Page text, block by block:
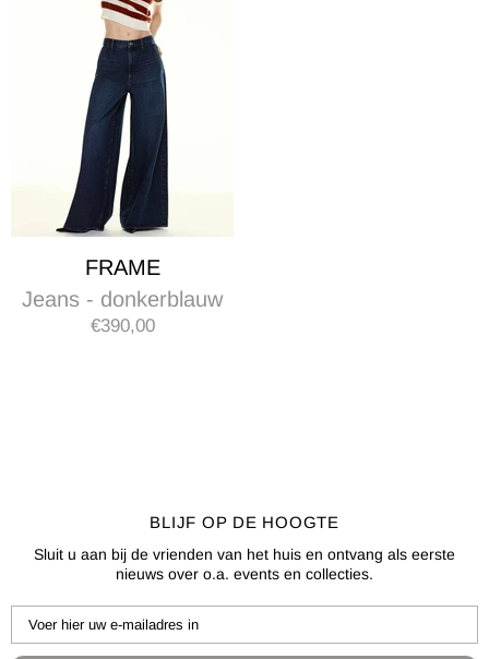
FRAME
Jeans - donkerblauw
€390,00
BLIJF OP DE HOOGTE
Sluit u aan bij de vrienden van het huis en ontvang als eerste
nieuws over o.a. events en collecties.